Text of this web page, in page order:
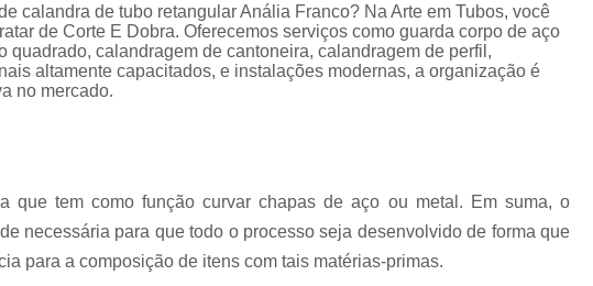
Guarda
corpos
galvanizados
aço
Soldas em
Corrimão Escada Interna Ferro
Corrimão Ferro de Escada
Corrimão de Escada de Ferro
Corrimão de Galvanizado
calandra de tubo retangular Anália Franco? Na Arte em Tubos, você
de Corte E Dobra. Oferecemos serviços como guarda corpo de aço
quadrado, calandragem de cantoneira, calandragem de perfil,
altamente capacitados, e instalações modernas, a organização é
no mercado.
que tem como função curvar chapas de aço ou metal. Em suma, o
necessária para que todo o processo seja desenvolvido de forma que
para a composição de itens com tais matérias-primas.